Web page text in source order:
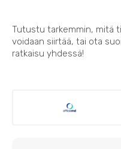
Tutustu tarkemmin, mitä
voidaan siirtää, tai ota
ratkaisu yhdessä!